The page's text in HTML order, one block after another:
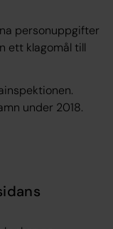
personuppgifter
ett klagomål till
under 2018.